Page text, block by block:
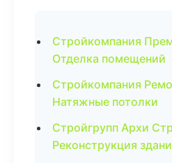
Стройкомпания
Отделка помещений
Стройкомпания
Натяжные потолки
Стройгрупп Архи
Реконструкция